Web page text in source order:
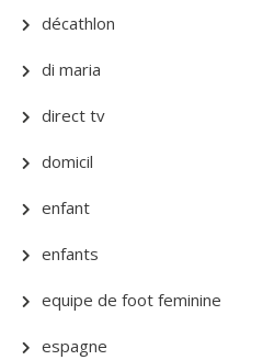
décathlon
di maria
direct tv
domicil
enfant
enfants
equipe de foot feminine
espagne